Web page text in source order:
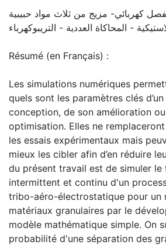
كهربائي- مزيج من ثلاث مواد حبيبية
- المحاكاة العددية - التريبوكهرباء
Résumé (en Français) :
Les simulations numériques
quels sont les paramètres clés
conception, de son amélioration
optimisation. Elles ne
les essais expérimentaux mais
mieux les cibler afin d’en réduire
du présent travail est de simuler le
intermittent et continu d'un
tribo-aéro-électrostatique pour un
matériaux granulaires par le
modèle mathématique simple. On
probabilité d'une séparation des